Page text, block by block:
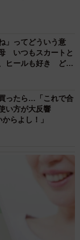
」ってどういう意
いつもスカートと
ヒールも好き どの
ったら…「これで合
い方が大反響
らよし！」